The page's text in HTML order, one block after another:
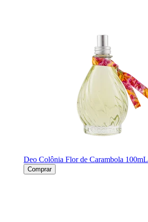
Deo Colônia Flor de Carambola 100mL
Comprar